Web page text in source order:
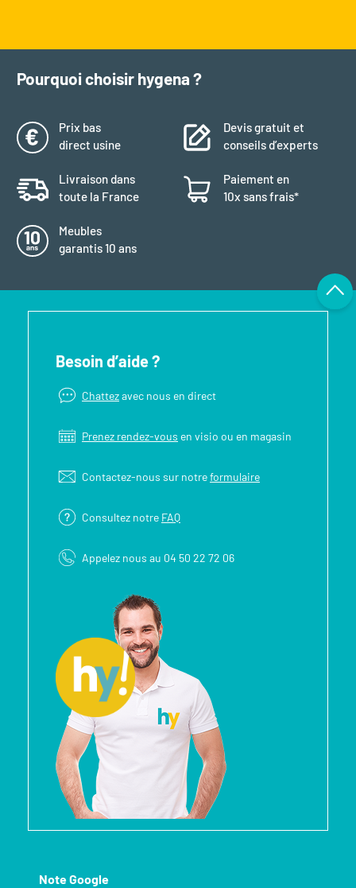
Pourquoi choisir hygena ?
Prix bas
direct usine
Devis gratuit et
conseils d’experts
Livraison dans
toute la France
Paiement en
10x sans frais*
Meubles
garantis 10 ans
Besoin d’aide ?
Chattezavec nous en direct
Prenez rendez-vous en visio ou en magasin
Contactez-nous sur notreformulaire
Consultez notre FAQ
Appelez nous au 04 50 22 72 06
Note Google